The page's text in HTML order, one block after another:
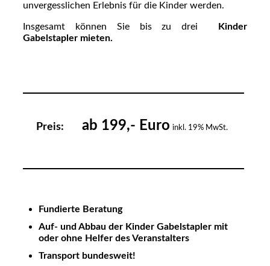
unvergesslichen Erlebnis für die Kinder werden.
Insgesamt können Sie bis zu drei
Kinder
Gabelstapler mieten.
Preis: ab 199,- Euro inkl. 19% MwSt.
Fundierte Beratung
Auf- und Abbau der Kinder Gabelstapler mit
oder ohne Helfer des Veranstalters
Transport bundesweit!